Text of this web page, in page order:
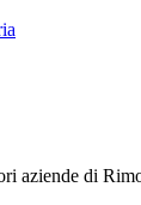
aziende di